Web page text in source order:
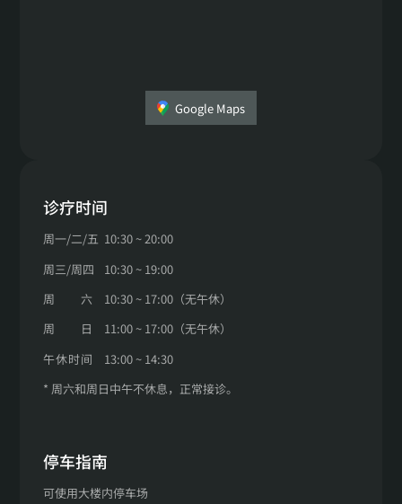
Google Maps
诊疗时间
周一/二/五 10:30 ~ 20:00
周三/周四
10:30 ~ 19:00
周
六
10:30 ~ 17:00（无午休）
周
日
11:00 ~ 17:00（无午休）
午休时间
13:00 ~ 14:30
* 周六和周日中午不休息，正常接诊。
停车指南
可使用大楼内停车场